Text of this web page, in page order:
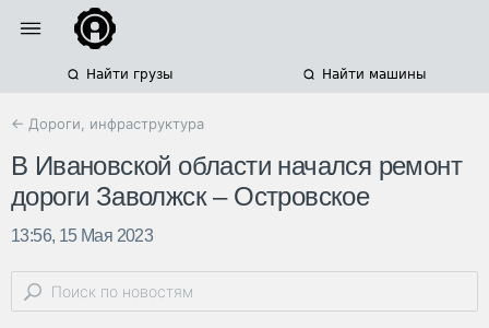
Найти грузы Найти машины
← Дороги, инфраструктура
В Ивановской области начался ремонт
дороги Заволжск – Островское
13:56, 15 Мая 2023